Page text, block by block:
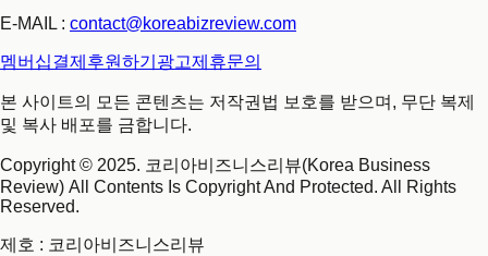
E-MAIL : contact@koreabizreview.com
멤버십결제 후원하기 광고제휴문의
본 사이트의 모든 콘텐츠는 저작권법 보호를 받으며, 무단 복제
및 복사 배포를 금합니다.
Copyright © 2025. 코리아비즈니스리뷰(Korea Business
Review) All Contents Is Copyright And Protected. All Rights
Reserved.
제호 : 코리아비즈니스리뷰